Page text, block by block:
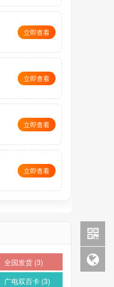
立即查看
立即查看
立即查看
立即查看
全国发货 (3)
广电双百卡 (3)